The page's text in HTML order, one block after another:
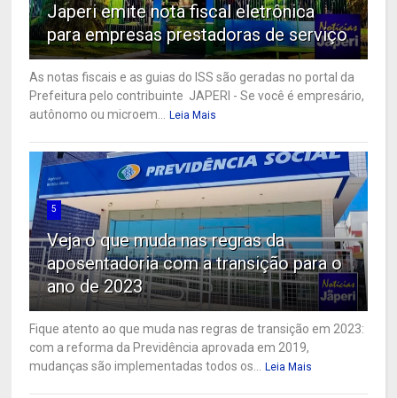
Japeri emite nota fiscal eletrônica
para empresas prestadoras de serviço
As notas fiscais e as guias do ISS são geradas no portal da
Prefeitura pelo contribuinte JAPERI - Se você é empresário,
autônomo ou microem... Leia Mais
5
Veja o que muda nas regras da
aposentadoria com a transição para o
ano de 2023
Fique atento ao que muda nas regras de transição em 2023:
com a reforma da Previdência aprovada em 2019,
mudanças são implementadas todos os... Leia Mais